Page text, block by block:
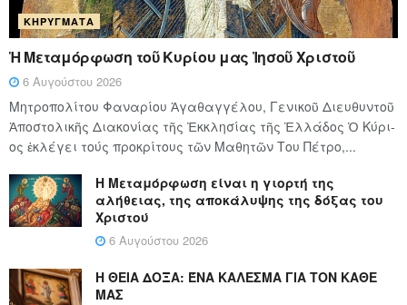
ΚΗΡΎΓΜΑΤΑ
Ἡ Μεταμόρφωση τοῦ Κυρίου μας Ἰησοῦ Χριστοῦ
6 Αυγούστου 2026
Μητροπολίτου Φαναρίου Ἀγαθαγγέλου, Γενικοῦ Διευθυντοῦ
Ἀποστολικῆς Διακονίας τῆς Ἐκκλησίας τῆς Ἑλλάδος Ὁ Κύ­ρι­
ος ἐκλέγει τούς προ­κρί­τους τῶν Μα­θη­τῶν Του Πέ­τρο,...
Η Μεταμόρφωση είναι η γιορτή της
αλήθειας, της αποκάλυψης της δόξας του
Χριστού
6 Αυγούστου 2026
Η ΘΕΙΑ ΔΟΞΑ: ΈΝΑ ΚΑΛΕΣΜΑ ΓΙΑ ΤΟΝ ΚΑΘΕ
ΜΑΣ